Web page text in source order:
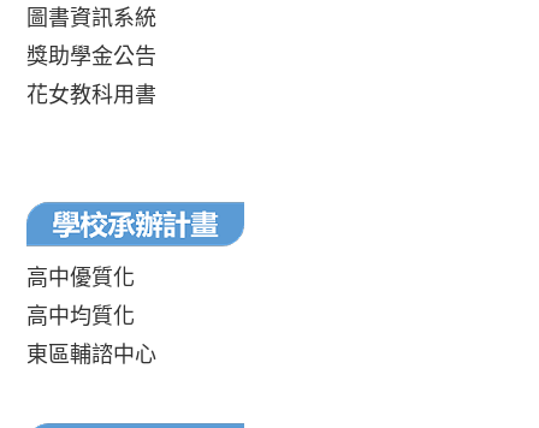
圖書資訊系統
獎助學金公告
花女教科用書
高中優質化
高中均質化
東區輔諮中心